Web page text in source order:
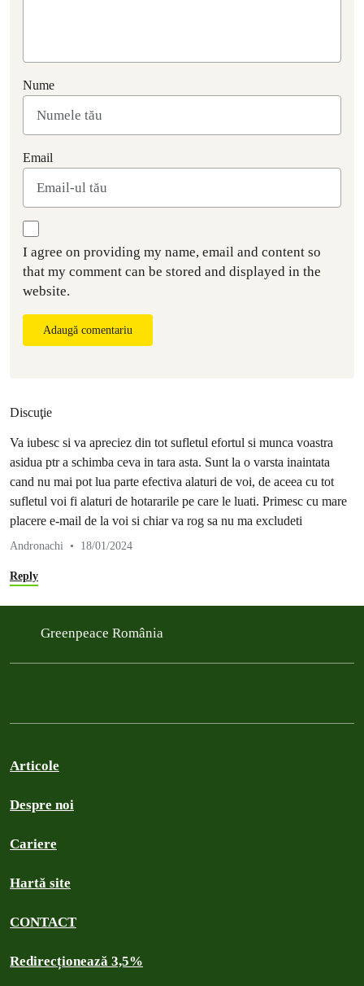
Nume
Email
I agree on providing my name, email and content so
that my comment can be stored and displayed in the
website.
Adaugă comentariu
Discuţie
Va iubesc si va apreciez din tot sufletul efortul si munca voastra
asidua ptr a schimba ceva in tara asta. Sunt la o varsta inaintata
cand nu mai pot lua parte efectiva alaturi de voi, de aceea cu tot
sufletul voi fi alaturi de hotararile pe care le luati. Primesc cu mare
placere e-mail de la voi si chiar va rog sa nu ma excludeti
Andronachi 18/01/2024
Reply
Greenpeace România
Articole
Despre noi
Cariere
Hartă site
CONTACT
Redirecționează 3,5%